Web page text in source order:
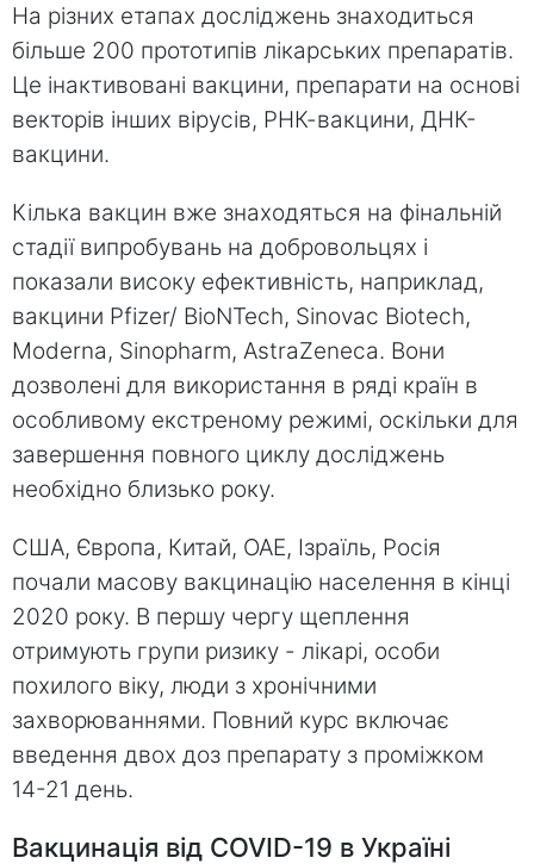
На різних етапах досліджень знаходиться
більше 200 прототипів лікарських препаратів.
Це інактивовані вакцини, препарати на основі
векторів інших вірусів, РНК-вакцини, ДНК-
вакцини.
Кілька вакцин вже знаходяться на фінальній
стадії випробувань на добровольцях і
показали високу ефективність, наприклад,
вакцини Pfizer/ BioNTech, Sinovac Biotech,
Moderna, Sinopharm, AstraZeneca. Вони
дозволені для використання в ряді країн в
особливому екстреному режимі, оскільки для
завершення повного циклу досліджень
необхідно близько року.
США, Європа, Китай, ОАЕ, Ізраїль, Росія
почали масову вакцинацію населення в кінці
2020 року. В першу чергу щеплення
отримують групи ризику - лікарі, особи
похилого віку, люди з хронічними
захворюваннями. Повний курс включає
введення двох доз препарату з проміжком
14-21 день.
Вакцинація від COVID-19 в Україні